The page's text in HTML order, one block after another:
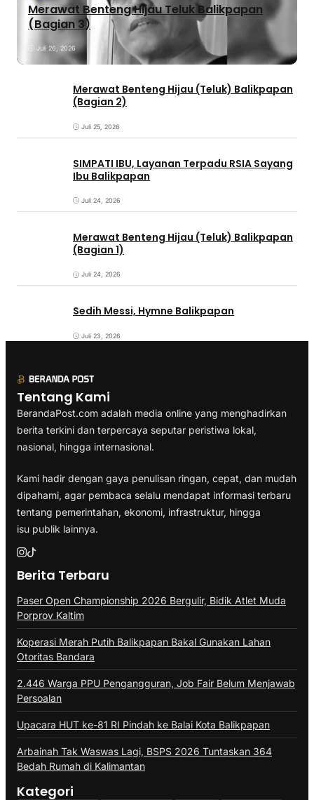
Merawat Benteng Hijau Teluk Balikpapan
(Bagian 3)
Juli 26, 2026
Merawat Benteng Hijau (Teluk) Balikpapan
(Bagian 2)
Juli 25, 2026
SIMPATI IBU, Layanan Terpadu RSIA Sayang
Ibu Balikpapan
Juli 24, 2026
Merawat Benteng Hijau (Teluk) Balikpapan
(Bagian 1)
Juli 24, 2026
Sedih Messi, Hymne Balikpapan
Juli 23, 2026
Tentang Kami
BerandaPost.com adalah media online yang menghadirkan
berita terkini dan terpercaya seputar peristiwa lokal,
nasional, hingga internasional.
Kami hadir dengan gaya penulisan ringan, cepat, dan mudah
dipahami, agar pembaca selalu mendapat informasi terbaru
tentang pemerintahan, ekonomi, infrastruktur, hingga
isu publik lainnya.
Berita Terbaru
Paser Open Championship 2026 Bergulir, Bidik Atlet Muda
Porprov Kaltim
Koperasi Merah Putih Balikpapan Bakal Gunakan Lahan
Otoritas Bandara
2.446 Warga PPU Pengangguran, Job Fair Belum Menjawab
Persoalan
Upacara HUT ke-81 RI Pindah ke Balai Kota Balikpapan
Arbainah Tak Waswas Lagi, BSPS 2026 Tuntaskan 364
Bedah Rumah di Kalimantan
Kategori